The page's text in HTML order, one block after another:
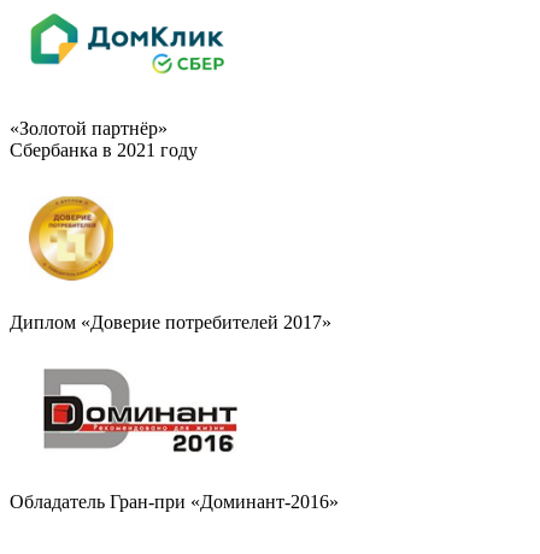
«Золотой партнёр»
Сбербанка в 2021 году
Диплом «Доверие потребителей 2017»
Обладатель Гран-при «Доминант-2016»